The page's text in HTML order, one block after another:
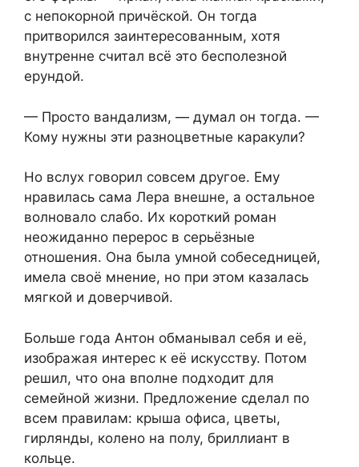
с непокорной причёской. Он тогда
притворился заинтересованным, хотя
внутренне считал всё это бесполезной
ерундой.
— Просто вандализм, — думал он тогда. —
Кому нужны эти разноцветные каракули?
Но вслух говорил совсем другое. Ему
нравилась сама Лера внешне, а остальное
волновало слабо. Их короткий роман
неожиданно перерос в серьёзные
отношения. Она была умной собеседницей,
имела своё мнение, но при этом казалась
мягкой и доверчивой.
Больше года Антон обманывал себя и её,
изображая интерес к её искусству. Потом
решил, что она вполне подходит для
семейной жизни. Предложение сделал по
всем правилам: крыша офиса, цветы,
гирлянды, колено на полу, бриллиант в
кольце.